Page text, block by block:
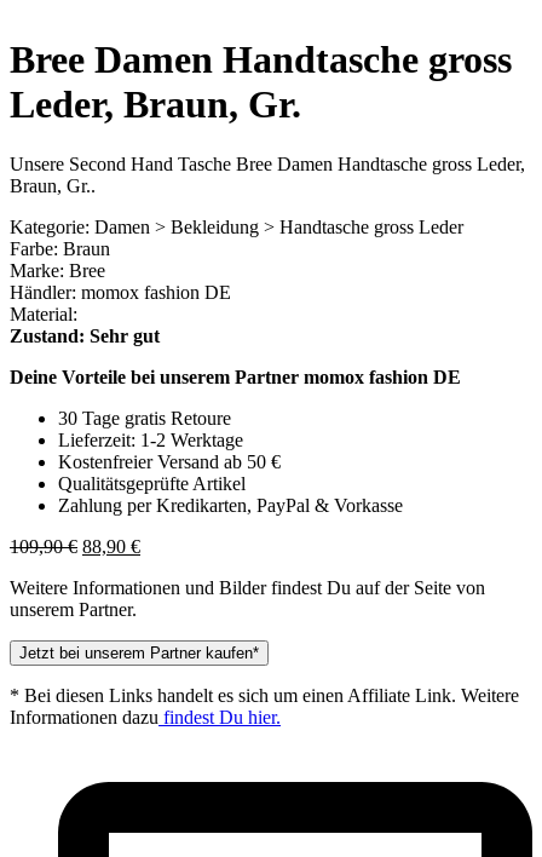
Bree Damen Handtasche gross
Leder, Braun, Gr.
Unsere Second Hand Tasche Bree Damen Handtasche gross Leder,
Braun, Gr..
Kategorie: Damen > Bekleidung > Handtasche gross Leder
Farbe: Braun
Marke: Bree
Händler: momox fashion DE
Material:
Zustand: Sehr gut
Deine Vorteile bei unserem Partner momox fashion DE
30 Tage gratis Retoure
Lieferzeit: 1-2 Werktage
Kostenfreier Versand ab 50 €
Qualitätsgeprüfte Artikel
Zahlung per Kredikarten, PayPal & Vorkasse
109,90€ Ursprünglicher
war:
109,90 €
88,90 €Aktueller
ist:
Weitere Informationen und Bilder findest Du auf der Seite von
unserem Partner.
Jetzt bei unserem Partner kaufen*
* Bei diesen Links handelt es sich um einen Affiliate Link. Weitere
Informationen dazu findest Du hier.